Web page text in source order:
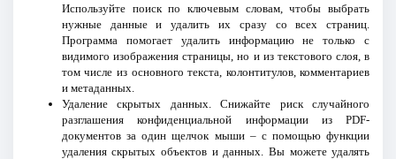
Используйте поиск по ключевым словам, чтобы выбрать
нужные данные и удалить их сразу со всех страниц.
Программа помогает удалить информацию не только с
видимого изображения страницы, но и из текстового слоя, в
том числе из основного текста, колонтитулов, комментариев
и метаданных.
Удаление скрытых данных. Снижайте риск случайного
разглашения конфиденциальной информации из PDF-
документов за один щелчок мыши – с помощью функции
удаления скрытых объектов и данных. Вы можете удалять